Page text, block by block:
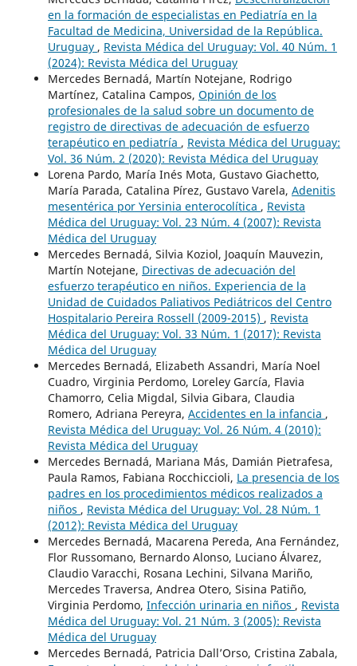
en la formación de especialistas en Pediatría en la
Facultad de Medicina, Universidad de la República.
Uruguay , Revista Médica del Uruguay: Vol. 40 Núm. 1
(2024): Revista Médica del Uruguay
Mercedes Bernadá, Martín Notejane, Rodrigo
Martínez, Catalina Campos, Opinión de los
profesionales de la salud sobre un documento de
registro de directivas de adecuación de esfuerzo
terapéutico en pediatría , Revista Médica del Uruguay:
Vol. 36 Núm. 2 (2020): Revista Médica del Uruguay
Lorena Pardo, María Inés Mota, Gustavo Giachetto,
María Parada, Catalina Pírez, Gustavo Varela, Adenitis
mesentérica por Yersinia enterocolítica , Revista
Médica del Uruguay: Vol. 23 Núm. 4 (2007): Revista
Médica del Uruguay
Mercedes Bernadá, Silvia Koziol, Joaquín Mauvezin,
Martín Notejane, Directivas de adecuación del
esfuerzo terapéutico en niños. Experiencia de la
Unidad de Cuidados Paliativos Pediátricos del Centro
Hospitalario Pereira Rossell (2009-2015) , Revista
Médica del Uruguay: Vol. 33 Núm. 1 (2017): Revista
Médica del Uruguay
Mercedes Bernadá, Elizabeth Assandri, María Noel
Cuadro, Virginia Perdomo, Loreley García, Flavia
Chamorro, Celia Migdal, Silvia Gibara, Claudia
Romero, Adriana Pereyra, Accidentes en la infancia ,
Revista Médica del Uruguay: Vol. 26 Núm. 4 (2010):
Revista Médica del Uruguay
Mercedes Bernadá, Mariana Más, Damián Pietrafesa,
Paula Ramos, Fabiana Rocchiccioli, La presencia de los
padres en los procedimientos médicos realizados a
niños , Revista Médica del Uruguay: Vol. 28 Núm. 1
(2012): Revista Médica del Uruguay
Mercedes Bernadá, Macarena Pereda, Ana Fernández,
Flor Russomano, Bernardo Alonso, Luciano Álvarez,
Claudio Varacchi, Rosana Lechini, Silvana Mariño,
Mercedes Traversa, Andrea Otero, Sisina Patiño,
Virginia Perdomo, Infección urinaria en niños , Revista
Médica del Uruguay: Vol. 21 Núm. 3 (2005): Revista
Médica del Uruguay
Mercedes Bernadá, Patricia Dall’Orso, Cristina Zabala,